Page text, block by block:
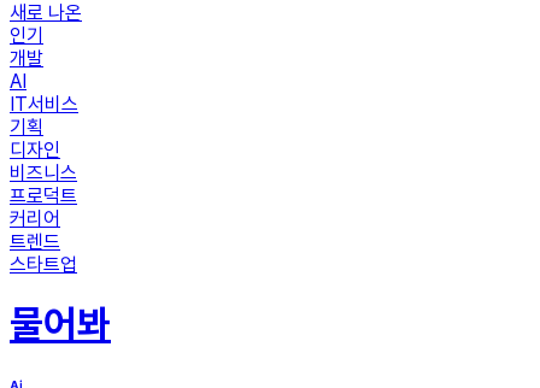
새로 나온
인기
개발
AI
IT서비스
기획
디자인
비즈니스
프로덕트
커리어
트렌드
스타트업
물어봐